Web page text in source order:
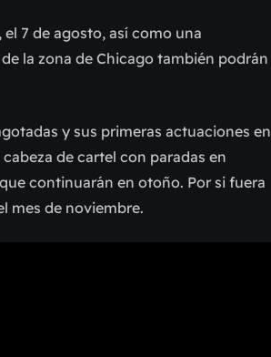
7 de agosto, así como una
la zona de Chicago también podrán
y sus primeras actuaciones en
de cartel con paradas en
continuarán en otoño. Por si fuera
mes de noviembre.